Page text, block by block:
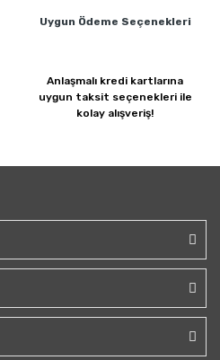
Uygun Ödeme Seçenekleri
Anlaşmalı kredi kartlarına
uygun taksit seçenekleri ile
kolay alışveriş!